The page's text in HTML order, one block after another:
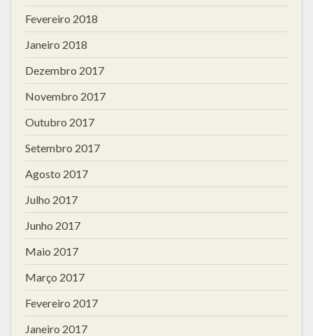
Fevereiro 2018
Janeiro 2018
Dezembro 2017
Novembro 2017
Outubro 2017
Setembro 2017
Agosto 2017
Julho 2017
Junho 2017
Maio 2017
Março 2017
Fevereiro 2017
Janeiro 2017